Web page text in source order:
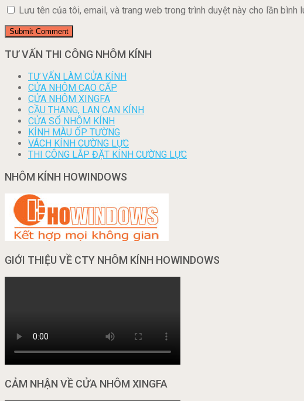
Lưu tên của tôi, email, và trang web trong trình duyệt này cho lần bình
TƯ VẤN THI CÔNG NHÔM KÍNH
TƯ VẤN LÀM CỬA KÍNH
CỬA NHÔM CAO CẤP
CỬA NHÔM XINGFA
CẦU THANG, LAN CAN KÍNH
CỬA SỔ NHÔM KÍNH
KÍNH MÀU ỐP TƯỜNG
VÁCH KÍNH CƯỜNG LỰC
THI CÔNG LẮP ĐẶT KÍNH CƯỜNG LỰC
NHÔM KÍNH HOWINDOWS
GIỚI THIỆU VỀ CTY NHÔM KÍNH HOWINDOWS
CẢM NHẬN VỀ CỬA NHÔM XINGFA